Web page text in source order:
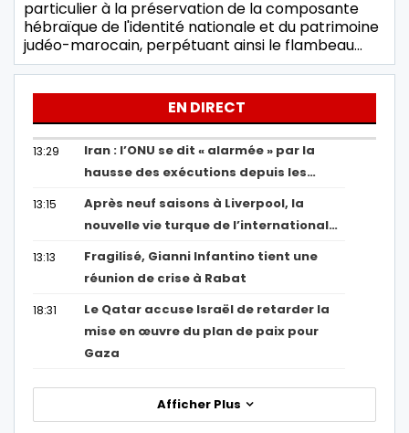
particulier à la préservation de la composante
hébraïque de l'identité nationale et du patrimoine
judéo-marocain, perpétuant ainsi le flambeau…
EN DIRECT
13:29
Iran : l’ONU se dit « alarmée » par la
hausse des exécutions depuis les…
13:15
Après neuf saisons à Liverpool, la
nouvelle vie turque de l’international…
13:13
Fragilisé, Gianni Infantino tient une
réunion de crise à Rabat
18:31
Le Qatar accuse Israël de retarder la
mise en œuvre du plan de paix pour
Gaza
Afficher Plus